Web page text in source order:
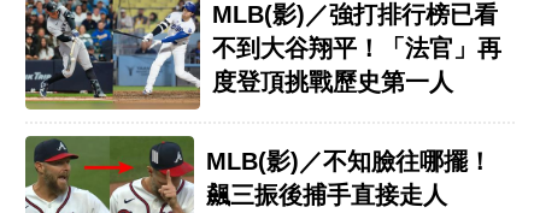
MLB(影)／強打排行榜已看
不到大谷翔平！「法官」再
度登頂挑戰歷史第一人
MLB(影)／不知臉往哪擺！
飆三振後捕手直接走人